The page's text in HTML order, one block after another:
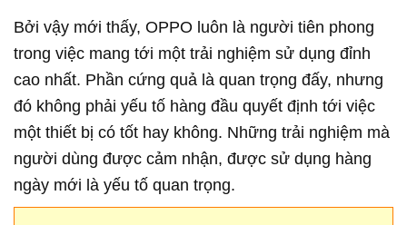
Bởi vậy mới thấy, OPPO luôn là người tiên phong
trong việc mang tới một trải nghiệm sử dụng đỉnh
cao nhất. Phần cứng quả là quan trọng đấy, nhưng
đó không phải yếu tố hàng đầu quyết định tới việc
một thiết bị có tốt hay không. Những trải nghiệm mà
người dùng được cảm nhận, được sử dụng hàng
ngày mới là yếu tố quan trọng.